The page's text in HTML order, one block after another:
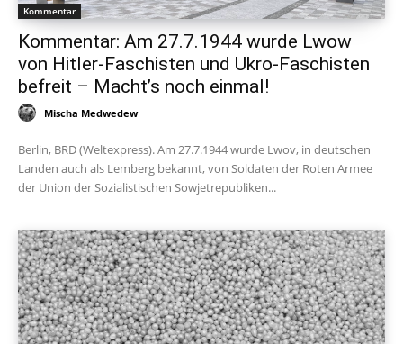
Kommentar
Kommentar: Am 27.7.1944 wurde Lwow
von Hitler-Faschisten und Ukro-Faschisten
befreit – Macht’s noch einmal!
Mischa Medwedew
Berlin, BRD (Weltexpress). Am 27.7.1944 wurde Lwov, in deutschen
Landen auch als Lemberg bekannt, von Soldaten der Roten Armee
der Union der Sozialistischen Sowjetrepubliken...